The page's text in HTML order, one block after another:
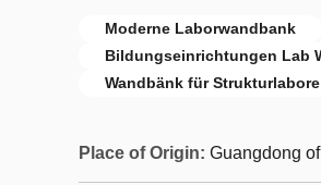
Moderne Laborwandbank
Bildungseinrichtungen Lab
Wandbänk für Strukturlabore
Place of Origin: Guangdong